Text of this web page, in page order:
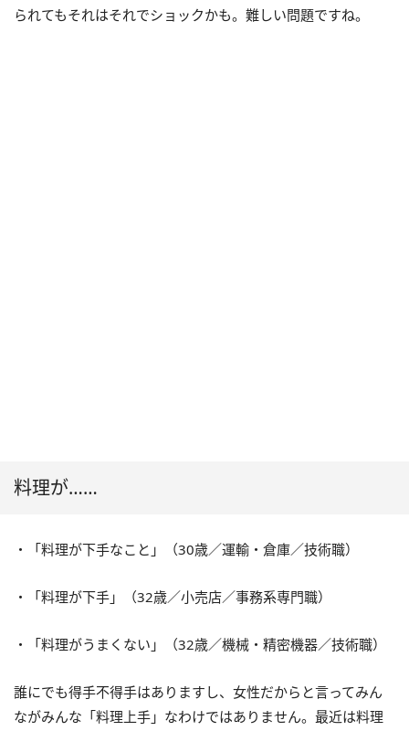
られてもそれはそれでショックかも。難しい問題ですね。
料理が……
・「料理が下手なこと」（30歳／運輸・倉庫／技術職）
・「料理が下手」（32歳／小売店／事務系専門職）
・「料理がうまくない」（32歳／機械・精密機器／技術職）
誰にでも得手不得手はありますし、女性だからと言ってみん
ながみんな「料理上手」なわけではありません。最近は料理